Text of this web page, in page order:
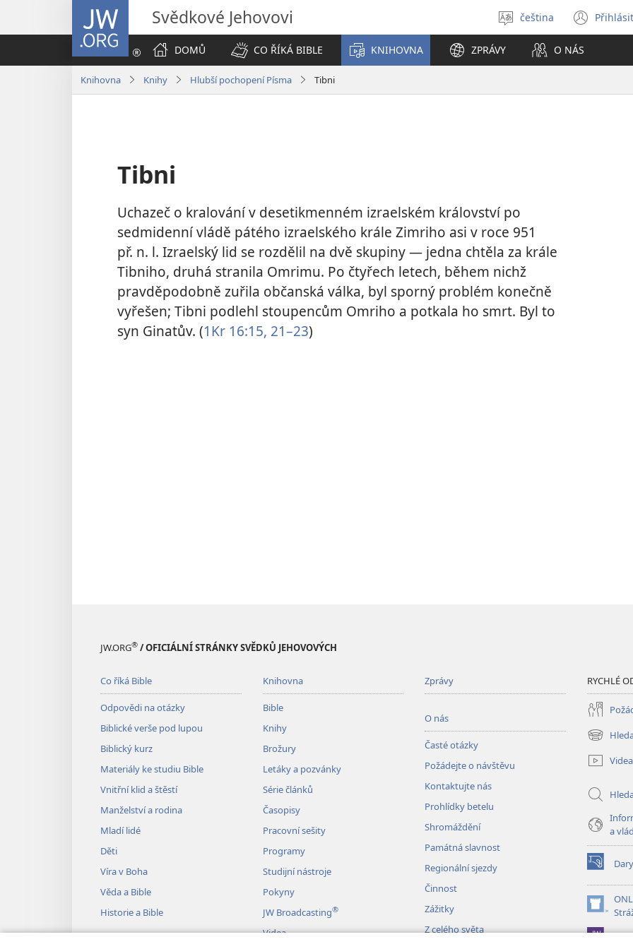
JW.ORG Svědkové Jehovovi
Vybrat
jazyk
čeština
nové
DOMŮ
CO ŘÍKÁ BIBLE KNIHOVNA ZPRÁVY O NÁS
Knihovna Knihy Hlubší pochopení Písma Tibni
Tibni
Uchazeč o kralování v desetikmenném izraelském království po
sedmidenní vládě pátého izraelského krále Zimriho asi v roce 951
př. n. l. Izraelský lid se rozdělil na dvě skupiny — jedna chtěla za krále
Tibniho, druhá stranila Omrimu. Po čtyřech letech, během nichž
pravděpodobně zuřila občanská válka, byl sporný problém konečně
vyřešen; Tibni podlehl stoupencům Omriho a potkala ho smrt. Byl to
syn Ginatův. (1Kr 16:15, 21–23)
JW.ORG® / OFICIÁLNÍ STRÁNKY SVĚDKŮ JEHOVOVÝCH
Co říká Bible
Odpovědi na otázky
Biblické verše pod lupou
Biblický kurz
Materiály ke studiu Bible
Vnitřní klid a štěstí
Manželství a rodina
Mladí lidé
Děti
Víra v Boha
Věda a Bible
Historie a Bible
Knihovna
Bible
Knihy
Brožury
Letáky a pozvánky
Série článků
Časopisy
Pracovní sešity
Programy
Studijní nástroje
Pokyny
JW Broadcasting®
Videa
Zprávy
O nás
Časté otázky
Požádejte o návštěvu
Kontaktujte nás
Prohlídky betelu
Shromáždění
Památná slavnost
Regionální sjezdy
Činnost
Zážitky
Z celého světa
RYCHLÉ
(otevřeno
nové
okno)
Videa
a
Dary
(otevřeno
nové
okno)
(otevřeno
nové